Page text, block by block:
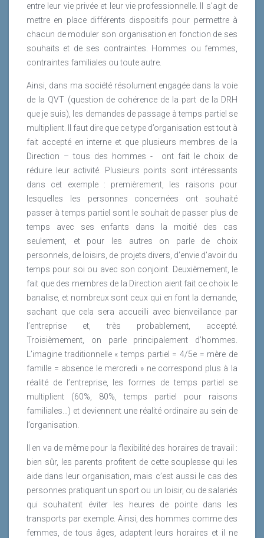
entre leur vie privée et leur vie professionnelle. Il s’agit de
mettre en place différents dispositifs pour permettre à
chacun de moduler son organisation en fonction de ses
souhaits et de ses contraintes. Hommes ou femmes,
contraintes familiales ou toute autre.
Ainsi, dans ma société résolument engagée dans la voie
de la QVT (question de cohérence de la part de la DRH
que je suis), les demandes de passage à temps partiel se
multiplient. Il faut dire que ce type d’organisation est tout à
fait accepté en interne et que plusieurs membres de la
Direction – tous des hommes -
ont fait le choix de
réduire leur activité. Plusieurs points sont intéressants
dans cet exemple : premièrement, les raisons pour
lesquelles les personnes concernées ont souhaité
passer à temps partiel sont le souhait de passer plus de
temps avec ses enfants dans la moitié des cas
seulement, et pour les autres on parle de choix
personnels, de loisirs, de projets divers, d’envie d’avoir du
temps pour soi ou avec son conjoint. Deuxièmement, le
fait que des membres de la Direction aient fait ce choix le
banalise, et nombreux sont ceux qui en font la demande,
sachant que cela sera accueilli avec bienveillance par
l’entreprise et, très probablement, accepté.
Troisièmement, on parle principalement d’hommes.
L’imagine traditionnelle « temps partiel = 4/5e = mère de
famille = absence le mercredi » ne correspond plus à la
réalité de l’entreprise, les formes de temps partiel se
multiplient (60%, 80%, temps partiel pour raisons
familiales…) et deviennent une réalité ordinaire au sein de
l’organisation.
Il en va de même pour la flexibilité des horaires de travail :
bien sûr, les parents profitent de cette souplesse qui les
aide dans leur organisation, mais c’est aussi le cas des
personnes pratiquant un sport ou un loisir, ou de salariés
qui souhaitent éviter les heures de pointe dans les
transports par exemple. Ainsi, des hommes comme des
femmes, de tous âges, adaptent leurs horaires et il ne